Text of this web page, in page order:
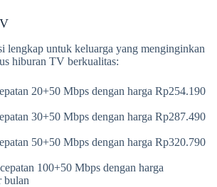
lengkap untuk keluarga yang menginginkan
hiburan TV berkualitas:
20+50 Mbps dengan harga Rp254.190
30+50 Mbps dengan harga Rp287.490
50+50 Mbps dengan harga Rp320.790
100+50 Mbps dengan harga
bulan